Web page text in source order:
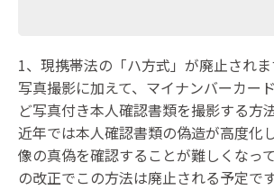
1、現携帯法の「ハ方式」が廃止され
写真撮影に加えて、マイナンバーカー
ど写真付き本人確認書類を撮影する方法
近年では本人確認書類の偽造が高度化
像の真偽を確認することが難しくなっ
の改正でこの方法は廃止される予定です